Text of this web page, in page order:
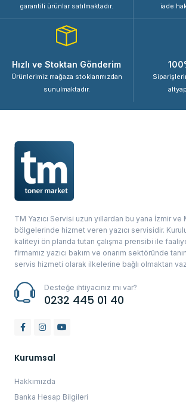
garantili ürünlar satılmaktadır.
iade
Hızlı ve Stoktan Gönderim
Ürünlerimiz mağaza stoklarımızdan
sunulmaktadır.
TM Yazıcı Servisi uzun yıllardan bu yana İzmir ve
bölgelerinde hizmet veren yazıcı servisidir.
kaliteyi ön planda tutan çalışma prensibi ile
firmamız yazıcı bakım ve onarım sektöründe
servis hizmeti olarak ilkelerine bağlı olmaktan
Desteğe ihtiyacınız mı var?
0232 445 01 40
Kurumsal
Hakkımızda
Banka Hesap Bilgileri